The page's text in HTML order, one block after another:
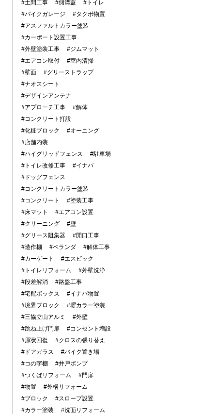
#土間工事 #側溝蓋
#トイレ
#バイクガレージ
#タクボ物置
#アスファルトカラー塗装
#カーポート設置工事
#外壁塗装工事
#ジムマット
#エアコン取付
#室内清掃
#壁面
#グリーストラップ
#ナオスシート
#デザインアンテナ
#アプローチ工事
#解体
#コンクリート打設
#化粧ブロック
#オーニング
#店舗内装
#ハイグリッドフェンス
#駐車場
#トイレ改修工事
#イナバ
#ドッグフェンス
#コンクリートカラー塗装
#コンクリート
#塗装工事
#床マット
#エアコン設置
#クリーニング
#壁
#グリース阻集器
#開口工事
#造作棚
#ベランダ
#解体工事
#カーゲート
#エスビック
#トイレリフォーム
#外壁洗浄
#段差解消
#路盤工事
#宅配ボックス
#イナバ物置
#境界ブロック
#塀カラー塗装
#三協立山アルミ
#外壁
#跳ね上げ門扉
#コンセント増設
#原状回復
#クロスの張り替え
#ドアガラス
#バイク置き場
#コの字棚
#井戸ポンプ
#つくばリフォーム
#門扉
#物置
#外構リフォーム
#ブロック
#スロープ設置
#カラー塗装
#洗面リフォーム